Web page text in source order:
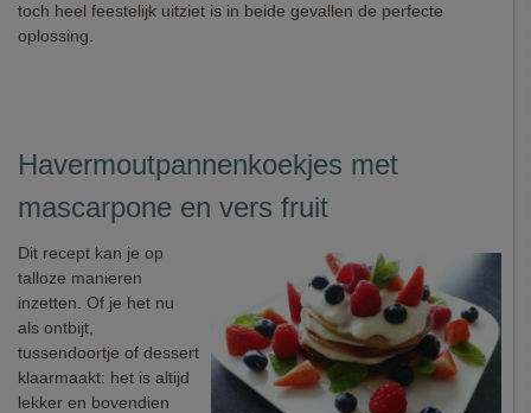
toch heel feestelijk uitziet is in beide gevallen de perfecte
oplossing.
Havermoutpannenkoekjes met
mascarpone en vers fruit
Dit recept kan je op
talloze manieren
inzetten. Of je het nu
als ontbijt,
tussendoortje of dessert
klaarmaakt: het is altijd
lekker en bovendien